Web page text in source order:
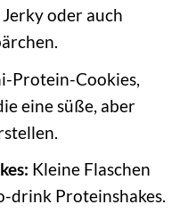
oder auch
Protein-Cookies,
eine süße, aber
Kleine Flaschen
drink Proteinshakes.